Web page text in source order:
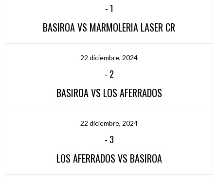
-1
BASIROA VS MARMOLERIA LASER CR
22 diciembre, 2024
- 2
BASIROA VS LOS AFERRADOS
22 diciembre, 2024
- 3
LOS AFERRADOS VS BASIROA